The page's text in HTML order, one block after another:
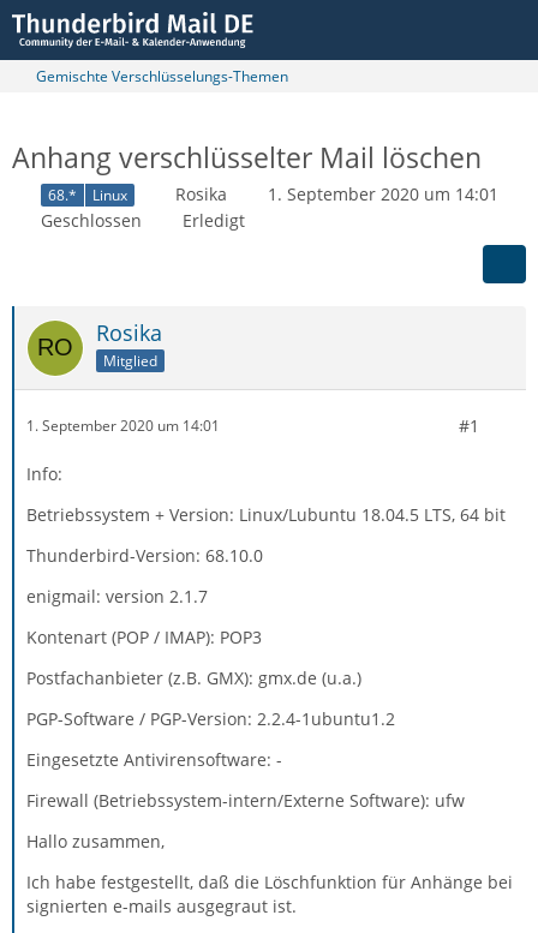
Gemischte Verschlüsselungs-Themen
Anhang verschlüsselter Mail löschen
68.* Linux Rosika
1. September 2020 um 14:01
Geschlossen
Erledigt
Rosika
Mitglied
1. September 2020 um 14:01 #1
Info:
Betriebssystem + Version: Linux/Lubuntu 18.04.5 LTS, 64 bit
Thunderbird-Version: 68.10.0
enigmail: version 2.1.7
Kontenart (POP / IMAP): POP3
Postfachanbieter (z.B. GMX): gmx.de (u.a.)
PGP-Software / PGP-Version: 2.2.4-1ubuntu1.2
Eingesetzte Antivirensoftware: -
Firewall (Betriebssystem-intern/Externe Software): ufw
Hallo zusammen,
Ich habe festgestellt, daß die Löschfunktion für Anhänge bei
signierten e-mails ausgegraut ist.